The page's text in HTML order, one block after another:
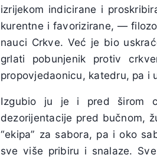
izrijekom indicirane i
kurentne i favorizirane, —
nauci Crkve. Već je bio
grlati pobunjenik protiv
propovjedaonicu, katedru, pa i
Izgubio ju je i pred širom
dezorijentacije pred bučnom,
“ekipa” za sabora, pa i oko
sve više pribiru i snalaze.